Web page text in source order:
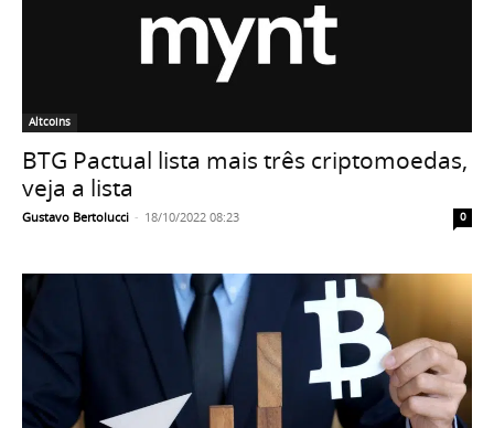
Altcoins
BTG Pactual lista mais três criptomoedas,
veja a lista
Gustavo Bertolucci - 18/10/2022 08:23 0